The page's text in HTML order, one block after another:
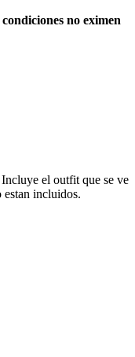
no eximen
el outfit que se ve
estan incluidos.